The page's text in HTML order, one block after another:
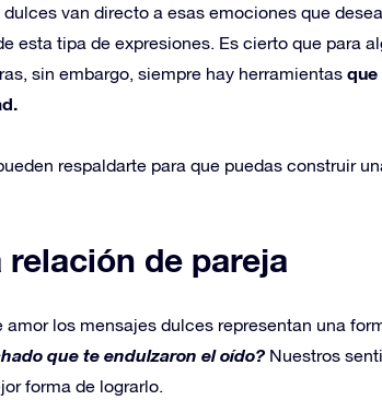
van directo a esas emociones que
esta tipa de expresiones. Es cierto que para
sin embargo, siempre hay herramientas que
respaldarte para que puedas construir
de pareja
los mensajes dulces representan una
que te endulzaron el oído? Nuestros
forma de lograrlo.